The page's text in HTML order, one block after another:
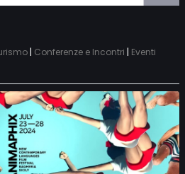
| Conferenze e Incontri | Eventi